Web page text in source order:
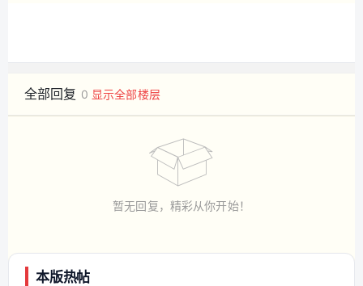
全部回复 0 显示全部楼层
暂无回复，精彩从你开始！
本版热帖